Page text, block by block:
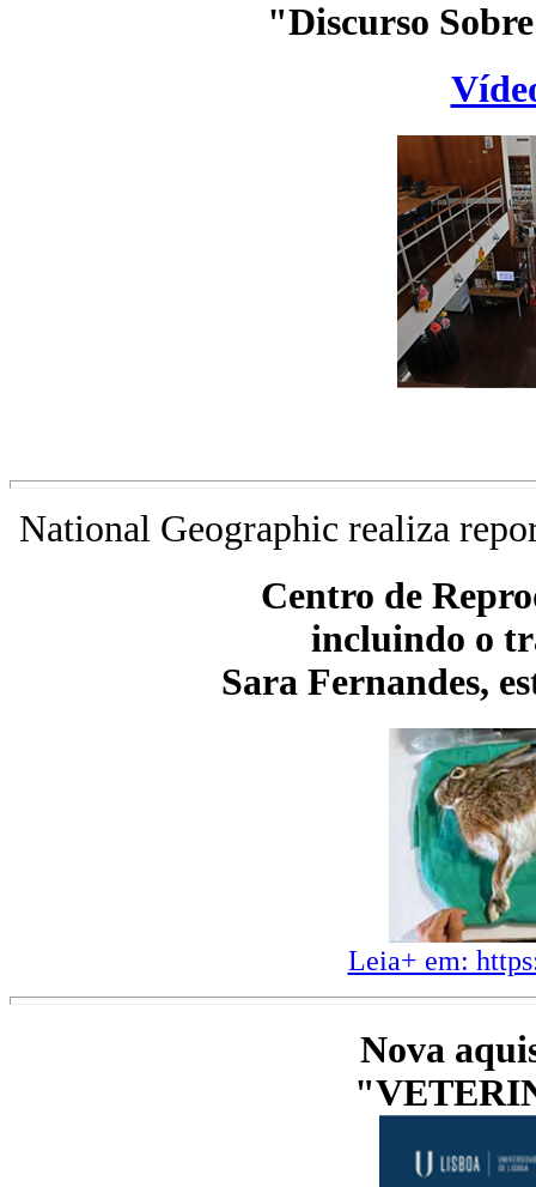
"Discurso
National Geographic realiza
Centro de
incluindo o
Sara Fernandes,
Leia+ em:
Nova